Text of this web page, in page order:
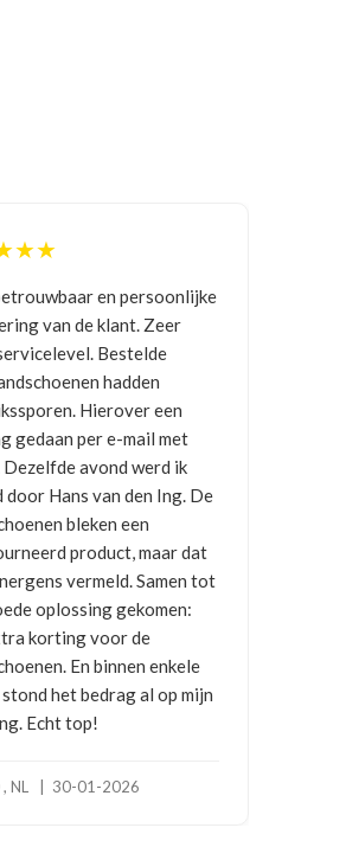
communicatie, artikel goed
, BE | 29-01-